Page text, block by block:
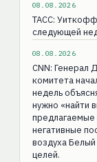
08.08.2026
ТАСС: Уиткофф
следующей
08.08.2026
CNN: Генерал
комитета
недель
нужно «найти
предлагаемые
негативные
воздуха
целей.